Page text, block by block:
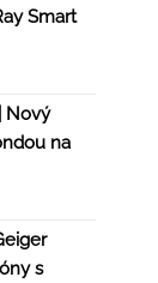
Smart
Nový
na
s